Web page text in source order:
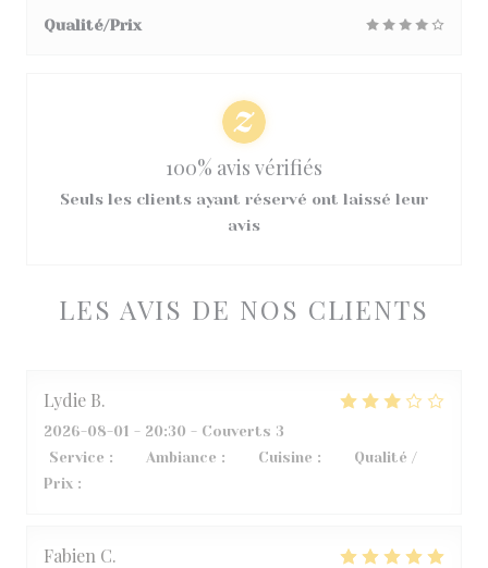
LES AVIS DE NOS CLIENTS
Lydie B
2026-08-01 - 20:30 - Couverts 3
Service : Ambiance : Cuisine :
Qualité /
Prix :
Fabien C
Qualité/Prix
100% avis vérifiés
Seuls les clients ayant réservé ont laissé leur
avis